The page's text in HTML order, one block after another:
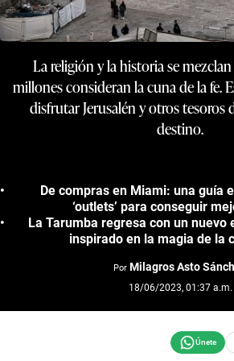
La religión y la historia se
millones consideran la cuna de la fe.
disfrutar Jerusalén y otros tesoros
destino.
De compras en Miami: una guía
‘outlets’ para conseguir
La Tarumba regresa con un nuevo
inspirado en la magia de la
Por Milagros Asto
18/06/2023, 01:37 a.m.